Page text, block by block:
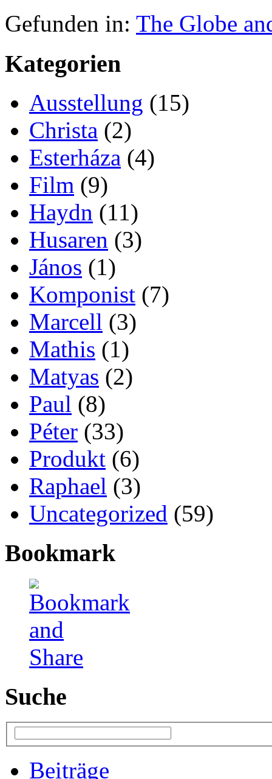
Gefunden in: The Globe
Kategorien
Ausstellung (15)
Christa (2)
Esterháza (4)
Film (9)
Haydn (11)
Husaren (3)
János (1)
Komponist (7)
Marcell (3)
Mathis (1)
Matyas (2)
Paul (8)
Péter (33)
Produkt (6)
Raphael (3)
Uncategorized (59)
Bookmark
Suche
Beiträge